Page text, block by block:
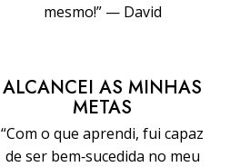
mesmo!” — David
ALCANCEI AS MINHAS
METAS
“Com o que aprendi, fui capaz
de ser bem‑sucedida no meu